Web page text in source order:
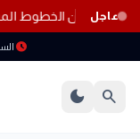
عاجل من الخطوط
schedule السبت 8
search
dark_mode